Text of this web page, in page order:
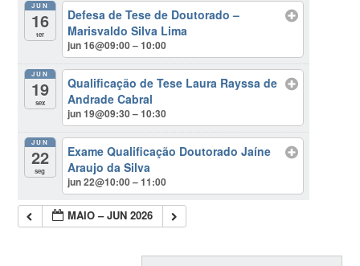
JUN
16
ter
Defesa de Tese de Doutorado –
Marisvaldo Silva Lima
jun 16@09:00 – 10:00
JUN
19
sex
Qualificação de Tese Laura Rayssa de
Andrade Cabral
jun 19@09:30 – 10:30
JUN
22
seg
Exame Qualificação Doutorado Jaíne
Araujo da Silva
jun 22@10:00 – 11:00
MAIO – JUN 2026